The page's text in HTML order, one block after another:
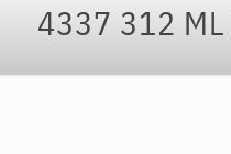
4337 312